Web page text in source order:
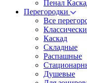
Пенал
Перегородки
Все
Каскад
Складные
Распашные
Душевые